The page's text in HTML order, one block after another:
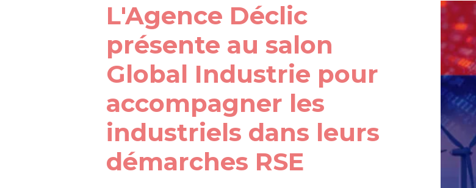
L'Agence Déclic
présente au salon
Global Industrie pour
accompagner les
industriels dans leurs
démarches RSE